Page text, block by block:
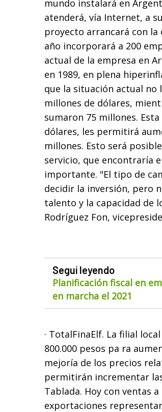
mundo instalará en
atenderá, vía Internet, a
proyecto arrancará con
año incorporará a 200
actual de la empresa en
en 1989, en plena
que la situación actual no
millones de dólares,
sumaron 75 millones.
dólares, les permitirá
millones. Esto será
servicio, que encontraría
importante. "El tipo de
decidir la inversión, pero
talento y la capacidad de
Rodríguez Fon,
Seguí leyendo
Planificación fiscal en
en marcha el 2021
· TotalFinaElf. La filial
800.000 pesos pa ra
mejoría de los precios
permitirán incrementar
Tablada. Hoy con ventas
exportaciones